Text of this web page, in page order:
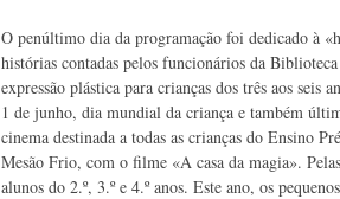
O penúltimo dia da programação foi dedicado à
histórias contadas pelos funcionários da
expressão plástica para crianças dos três aos seis
1 de junho, dia mundial da criança e também
cinema destinada a todas as crianças do Ensino
Mesão Frio, com o filme «A casa da magia».
alunos do 2.º, 3.º e 4.º anos. Este ano, os